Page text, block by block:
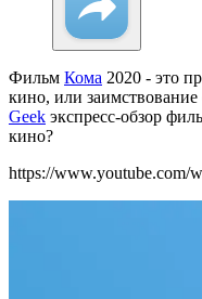
Фильм Кома 2020 - это
кино, или
Geek экспресс-обзор
кино?
https://www.youtube.com/